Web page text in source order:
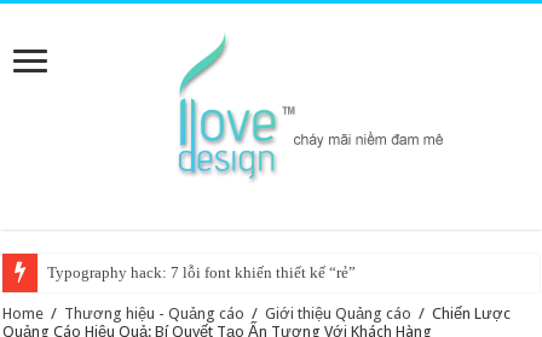
Typography hack: 7 lỗi font khiến thiết kế “rẻ”
Home / Thương hiệu - Quảng cáo / Giới thiệu Quảng cáo / Chiến Lược
Quảng Cáo Hiệu Quả: Bí Quyết Tạo Ấn Tượng Với Khách Hàng